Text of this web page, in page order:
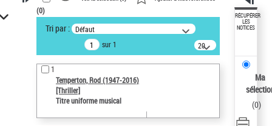
VOTRE RECHERCHE
Recherche avancée dans les
notices d’autorité
Œuvres liées à l'auteur :
Temperton, Rod (1947-2016)
Sauvegarder votre recherche
AFFINER
(0)
Tri par : Défaut
sur 1
20
résultats/page
1
Temperton, Rod (1947-2016)
[Thriller]
Titre uniforme musical
RÉCUPÉRER
LES
NOTICES
Ma
(0)